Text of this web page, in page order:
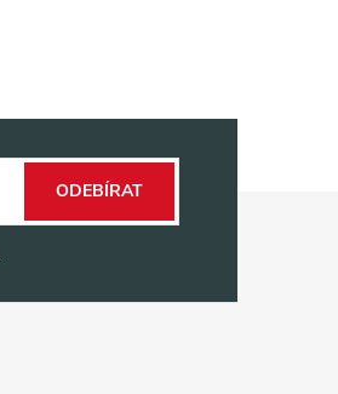
ODEBÍRAT